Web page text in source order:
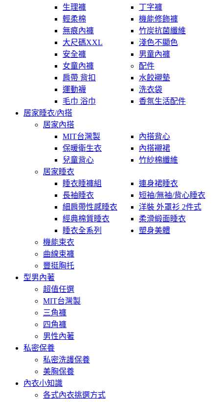
生理褲
丁字褲
輕柔棉
機能修飾褲
無痕內褲
竹炭抗菌纖維
大尺碼XXL
淺色不顯色
安全褲
男童內褲
女童內褲
配件
肩帶 背扣
水餃襯墊
運動襪
洗衣袋
毛巾 浴巾
香氛生活配件
居家睡衣/內搭
居家內搭
MIT台灣製
內搭背心
保暖衛生衣
內搭襯裙
兒童背心
竹紗棉纖維
居家睡衣
睡衣睡褲組
連身裙睡衣
長袖睡衣
短袖/無袖/背心睡衣
細肩帶性感睡衣
洋裝 外罩衫 2件式
經典棉質睡衣
柔滑緞面睡衣
睡衣全系列
塑身美體
機能束衣
曲線束褲
豐挺胸托
型男內著
超值任選
MIT台灣製
三角褲
四角褲
男性內著
私密保養
私密洗護保養
美胸保養
內衣小知識
各式內衣挑選方式